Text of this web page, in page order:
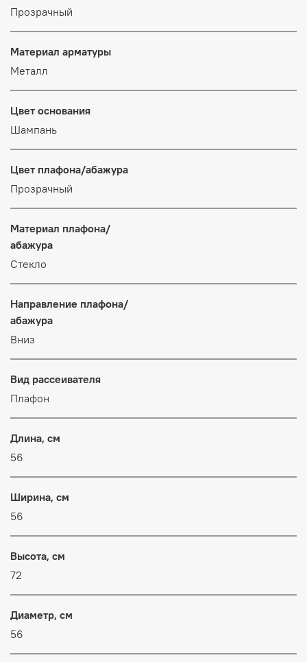
Прозрачный
Материал арматуры
Металл
Цвет основания
Шампань
Цвет плафона/абажура
Прозрачный
Материал плафона/
абажура
Стекло
Направление плафона/
абажура
Вниз
Вид рассеивателя
Плафон
Длина, см
56
Ширина, см
56
Высота, см
72
Диаметр, см
56